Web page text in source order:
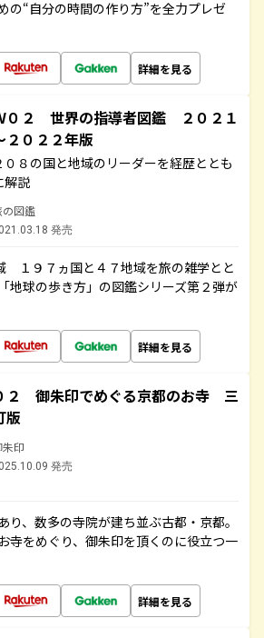
の“自分の時間の作り方”を全力プレゼ
詳細を見る
０２ 世界の指導者図鑑 ２０２１
２０２２年版
０８の国と地域のリーダーを経歴ととも
解説
の図鑑
発売
１９７ヵ国と４７地域を旅の雑学とと
地球の歩き方」の図鑑シリーズ第２弾が
詳細を見る
２ 御朱印でめぐる京都のお寺 三
版
印
発売
り、数多の寺院が建ち並ぶ古都・京都。
寺をめぐり、御朱印を頂くのに役立つ一
詳細を見る